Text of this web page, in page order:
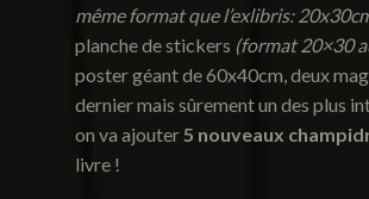
même format que l’exlibris:
planche de stickers (format 20×30
poster géant de 60x40cm, deux
dernier mais sûrement un des plus
on va ajouter 5 nouveaux
livre !